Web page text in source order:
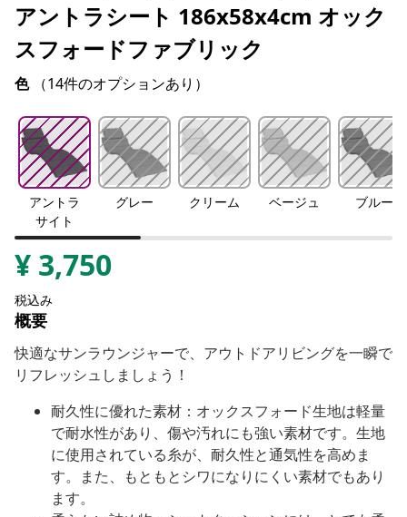
アントラシート 186x58x4cm オック
スフォードファブリック
色 （14件のオプションあり）
アントラ
サイト
グレー クリーム ベージュ ブルー
¥ 3,750
税込み
概要
快適なサンラウンジャーで、アウトドアリビングを一瞬で
リフレッシュしましょう！
耐久性に優れた素材：オックスフォード生地は軽量
で耐水性があり、傷や汚れにも強い素材です。生地
に使用されている糸が、耐久性と通気性を高めま
す。また、もともとシワになりにくい素材でもあり
ます。